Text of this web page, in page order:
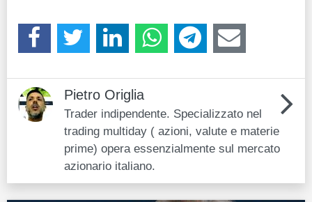
Pietro Origlia
Trader indipendente. Specializzato nel
trading multiday ( azioni, valute e materie
prime) opera essenzialmente sul mercato
azionario italiano.